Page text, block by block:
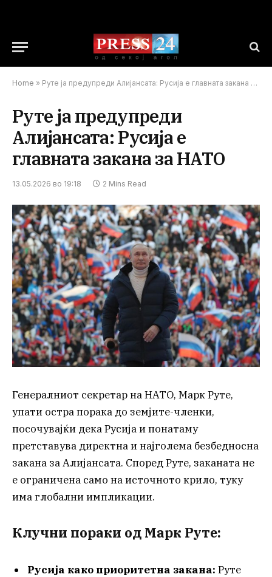
Home » Руте ја предупреди Алијансата: Русија е главната закана за НАТО
Руте ја предупреди
Алијансата: Русија е
главната закана за НАТО
13.05.2026 во 19:18 2 Mins Read
Генералниот секретар на НАТО, Марк Руте,
упати остра порака до земјите-членки,
посочувајќи дека Русија и понатаму
претставува директна и најголема безбедносна
закана за Алијансата. Според Руте, заканата не
е ограничена само на источното крило, туку
има глобални импликации.
Клучни пораки од Марк Руте:
Русија како приоритетна закана: Руте